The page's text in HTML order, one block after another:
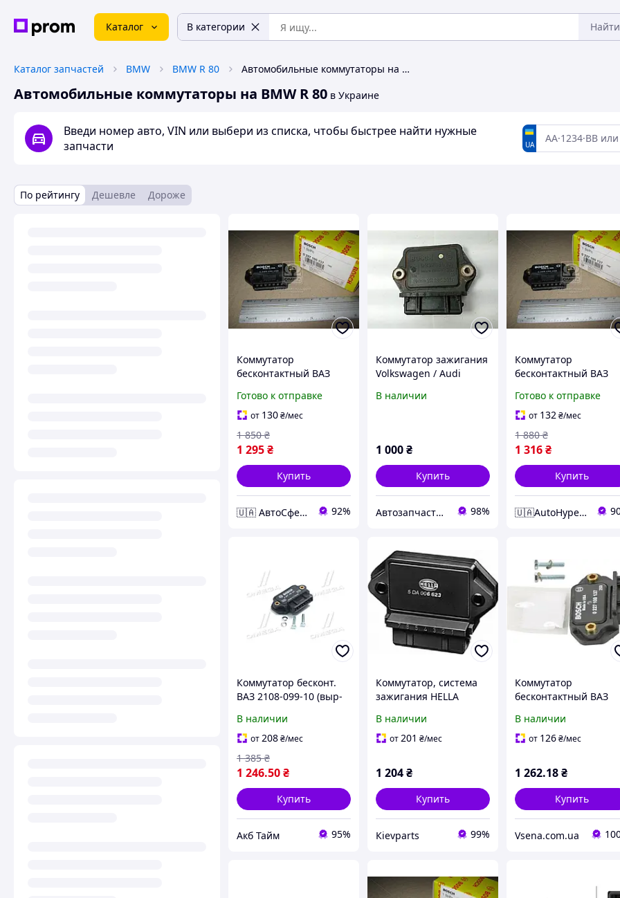
Каталог В категории Найти
Каталог запчастей BMW BMW R 80 Автомобильные коммутаторы на BMW R 80
Автомобильные коммутаторы на BMW R 80 в Украине
Введи номер авто, VIN или выбери из списка, чтобы быстрее найти нужные
запчасти
UA
По рейтингу Дешевле Дороже
Коммутатор
бесконтактный ВАЗ
227 100 137
Готово к отправке
от 130₴/мес
1 295₴
1 850 ₴
Купить
🇺🇦 АвтоСфера 🇺🇦 92%
Коммутатор зажигания
Volkswagen / Audi
0227100137 / 211 905
В наличии
1 000₴
Купить
Автозапчасти из Германии 98%
Коммутатор
бесконтактный ВАЗ
Bosch)снг 0 227 100 137
Готово к отправке
от 132₴/мес
1 316₴
1 880 ₴
Купить
🇺🇦AutoHype🇺🇦
Коммутатор бесконт.
ВАЗ 2108-099-10 (выр-
UA58
В наличии
от208₴/мес
1 246.50₴
1 385 ₴
Купить
Акб Тайм 95%
Коммутатор, система
зажигания HELLA
4000 (81, 85, B2)
В наличии
от201 ₴/мес
1 204₴
Купить
Кievparts 99%
Коммутатор
бесконтактный ВАЗ
(Bosch)снг
В наличии
от 126₴/мес
1 262.18₴
Купить
Vsena.com.ua